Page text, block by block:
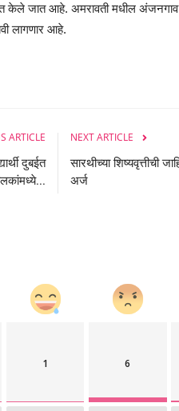
केले जात आहे. अमरावती मधील
लागणार आहे.
ARTICLE
दुबईत
NEXT ARTICLE
सारथीच्या शिष्यवृत्तीची
अर्ज
1 6